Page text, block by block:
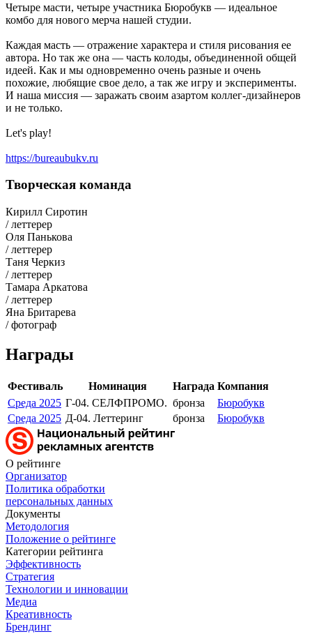
Четыре масти, четыре участника Бюробукв — идеальное
комбо для нового мерча нашей студии.
Каждая масть — отражение характера и стиля рисования ее
автора. Но так же она — часть колоды, объединенной общей
идеей. Как и мы одновременно очень разные и очень
похожие, любящие свое дело, а так же игру и эксперименты.
И наша миссия — заражать своим азартом коллег-дизайнеров
и не только.
Let's play!
https://bureaubukv.ru
Творческая команда
Кирилл Сиротин
/ леттерер
Оля Панькова
/ леттерер
Таня Черкиз
/ леттерер
Тамара Аркатова
/ леттерер
Яна Бритарева
/ фотограф
Награды
Фестиваль Номинация Награда Компания
Среда 2025 Г-04. СЕЛФПРОМО. бронза
Бюробукв
Среда 2025 Д-04. Леттеринг бронза Бюробукв
О рейтинге
Организатор
Политика обработки
персональных данных
Документы
Методология
Положение о рейтинге
Категории рейтинга
Эффективность
Стратегия
Технологии и инновации
Медиа
Креативность
Брендинг